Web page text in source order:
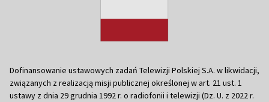
Dofinansowanie ustawowych zadań Telewizji Polskiej S.A. w likwidacji,
związanych z realizacją misji publicznej określonej w art. 21 ust. 1
ustawy z dnia 29 grudnia 1992 r. o radiofonii i telewizji (Dz. U. z 2022 r.